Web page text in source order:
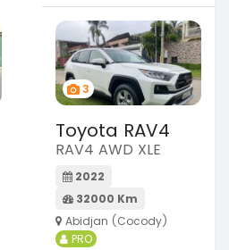
3
Toyota RAV4
RAV4 AWD XLE
2022
32000 Km
Abidjan (Cocody)
PRO